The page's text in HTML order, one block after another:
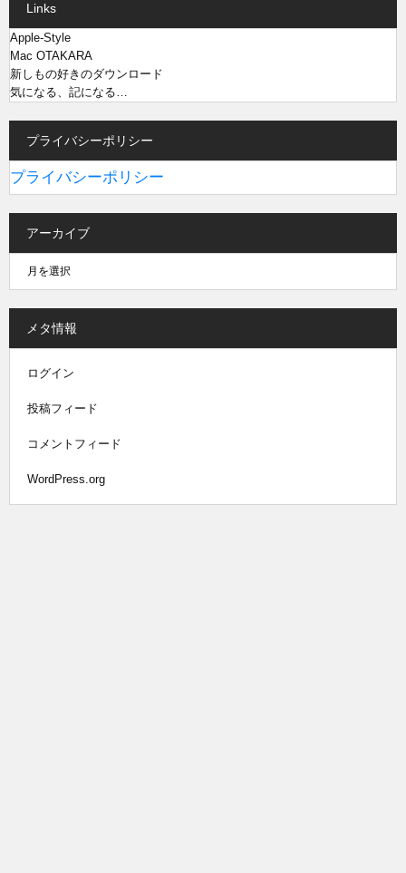
Links
Apple-Style
Mac OTAKARA
新しもの好きのダウンロード
気になる、記になる…
プライバシーポリシー
プライバシーポリシー
アーカイブ
メタ情報
ログイン
投稿フィード
コメントフィード
WordPress.org